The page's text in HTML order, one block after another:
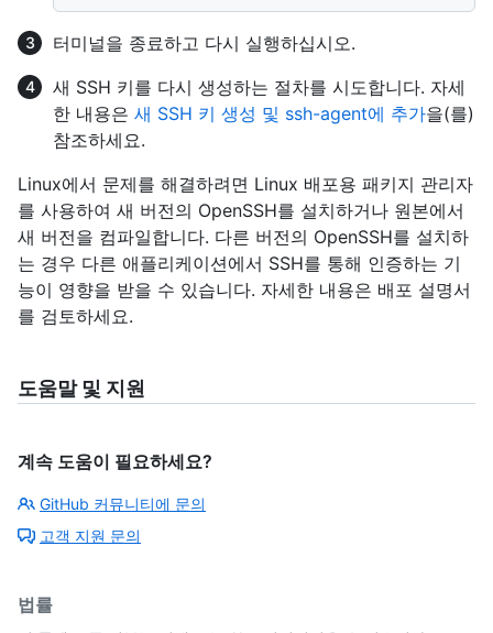
터미널을 종료하고 다시 실행하십시오.
새 SSH 키를 다시 생성하는 절차를 시도합니다. 자세
한 내용은 새 SSH 키 생성 및 ssh-agent에 추가을(를)
참조하세요.
Linux에서 문제를 해결하려면 Linux 배포용 패키지 관리자
를 사용하여 새 버전의 OpenSSH를 설치하거나 원본에서
새 버전을 컴파일합니다. 다른 버전의 OpenSSH를 설치하
는 경우 다른 애플리케이션에서 SSH를 통해 인증하는 기
능이 영향을 받을 수 있습니다. 자세한 내용은 배포 설명서
를 검토하세요.
도움말 및 지원
계속 도움이 필요하세요?
GitHub 커뮤니티에 문의
고객 지원 문의
법률